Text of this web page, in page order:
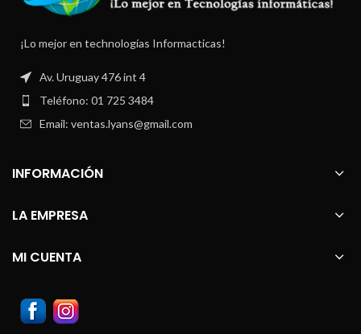
¡Lo mejor en technologías Informacticas!
Av. Uruguay 476 int 4
Teléfono: 01 725 3484
Email: ventas.lyans@gmail.com
INFORMACIÓN
LA EMPRESA
MI CUENTA